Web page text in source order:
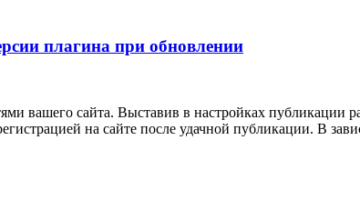
плагина при обновлении
вашего сайта. Выставив в настройках публикации
на сайте после удачной публикации. В